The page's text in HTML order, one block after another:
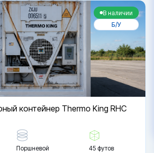
В наличии
Б/У
контейнер Thermo King RHC
Поршневой 45 футов